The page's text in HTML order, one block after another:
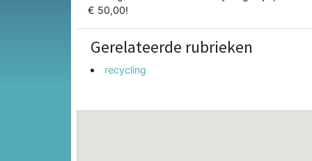
€ 50,00!
Gerelateerde rubrieken
recycling